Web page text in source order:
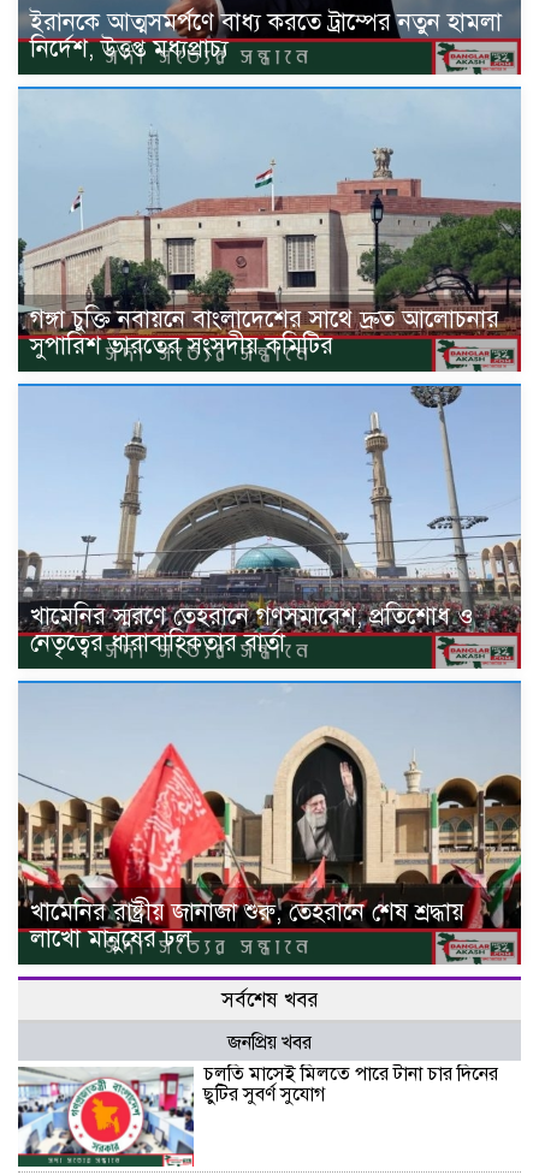
ইরানকে আত্মসমর্পণে বাধ্য করতে ট্রাম্পের নতুন হামলা
নির্দেশ, উত্তপ্ত মধ্যপ্রাচ্য
গঙ্গা চুক্তি নবায়নে বাংলাদেশের সাথে দ্রুত আলোচনার
সুপারিশ ভারতের সংসদীয় কমিটির
খামেনির স্মরণে তেহরানে গণসমাবেশ, প্রতিশোধ ও
নেতৃত্বের ধারাবাহিকতার বার্তা
খামেনির রাষ্ট্রীয় জানাজা শুরু, তেহরানে শেষ শ্রদ্ধায়
লাখো মানুষের ঢল
সর্বশেষ খবর
জনপ্রিয় খবর
চলতি মাসেই মিলতে পারে টানা চার দিনের
ছুটির সুবর্ণ সুযোগ